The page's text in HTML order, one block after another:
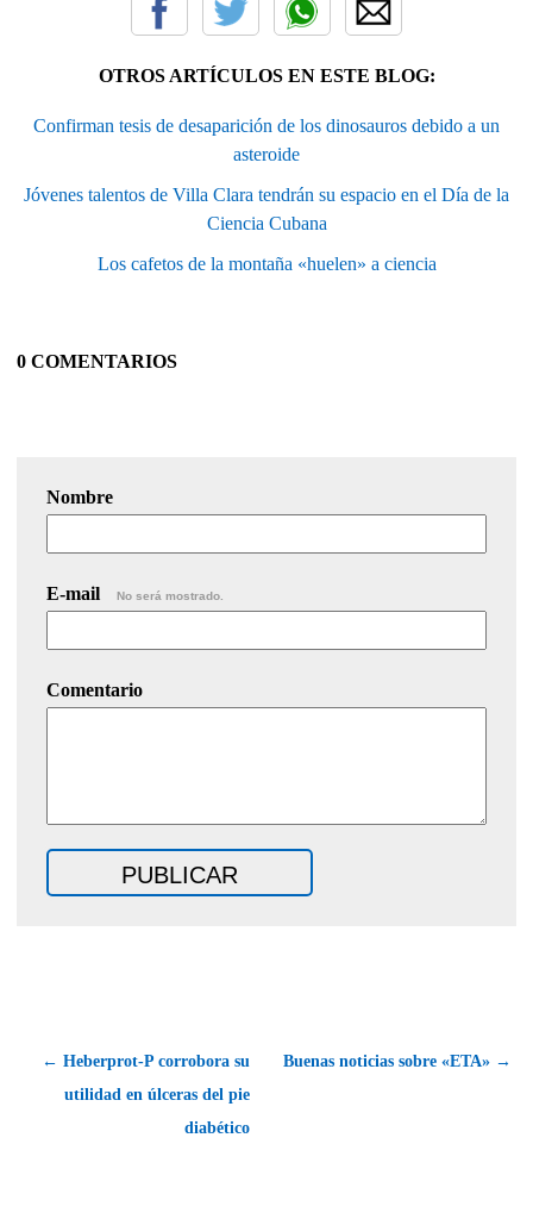
OTROS ARTÍCULOS EN ESTE BLOG:
Confirman tesis de desaparición de los dinosauros debido a un
asteroide
Jóvenes talentos de Villa Clara tendrán su espacio en el Día de la
Ciencia Cubana
Los cafetos de la montaña «huelen» a ciencia
0 COMENTARIOS
Nombre
E-mail No será mostrado.
Comentario
← Heberprot-P corrobora su
utilidad en úlceras del pie
diabético
Buenas noticias sobre «ETA» →